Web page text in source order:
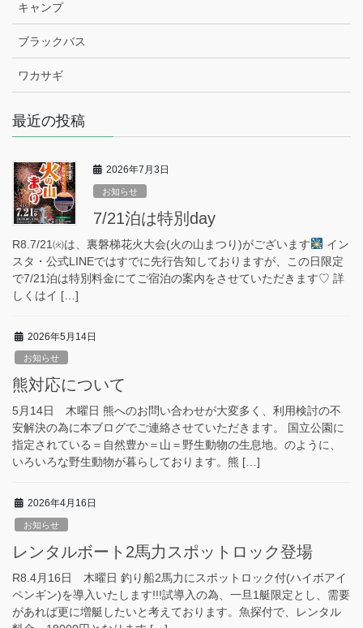
キャンプ
ブラックバス
ワカサギ
最近の投稿
2026年7月3日
お知らせ
7/21泊は特別day
R8.7/21㈫は、裏磐梯花火大会(火の山まつり)がございます
イン
スタ・公式LINEではすでに先行告知しておりますが、この日限定
で7/21泊は特別料金にてご宿泊の案内をさせていただきます♡ 詳
しくはイ […]
2026年5月14日
お知らせ
熊対応について
5月14日 木曜日 熊へのお問い合わせが大変多く、利用検討の不
安解決の為に本ブログでご連絡させていただきます。 国立公園に
指定されている＝自然豊か＝山＝野生動物の生息地。のように、
いろいろな野生動物が暮らしております。熊 […]
2026年4月16日
お知らせ
レンタルボート2馬力スポットロック登場
R8.4月16日 木曜日 釣り船2馬力にスポットロック付(ハイボアイ
ペンギン)を導入いたします!!!試導入の為、一旦1艇限定とし、需要
があれば更に増艇したいと考えております。魚探付で、レンタル